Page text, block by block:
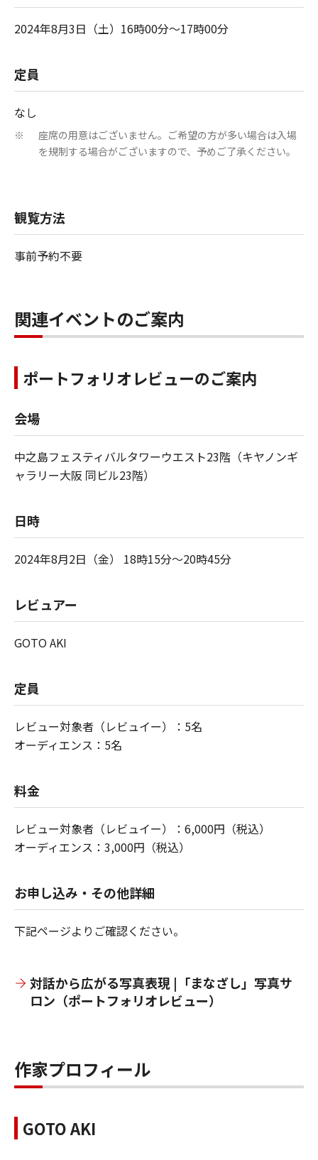
2024年8月3日（土）16時00分～17時00分
定員
なし
※
座席の用意はございません。ご希望の方が多い場合は入場
を規制する場合がございますので、予めご了承ください。
観覧方法
事前予約不要
関連イベントのご案内
ポートフォリオレビューのご案内
会場
中之島フェスティバルタワーウエスト23階（キヤノンギ
ャラリー大阪 同ビル23階）
日時
2024年8月2日（金） 18時15分～20時45分
レビュアー
GOTO AKI
定員
レビュー対象者（レビュイー）：5名
オーディエンス：5名
料金
レビュー対象者（レビュイー）：6,000円（税込）
オーディエンス：3,000円（税込）
お申し込み・その他詳細
下記ページよりご確認ください。
対話から広がる写真表現 |「まなざし」写真サ
ロン（ポートフォリオレビュー）
作家プロフィール
GOTO AKI